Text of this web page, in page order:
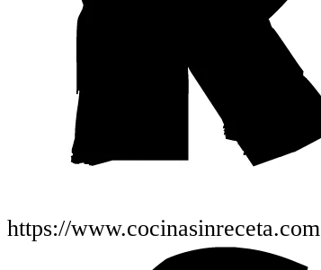
https://www.cocinasinreceta.com